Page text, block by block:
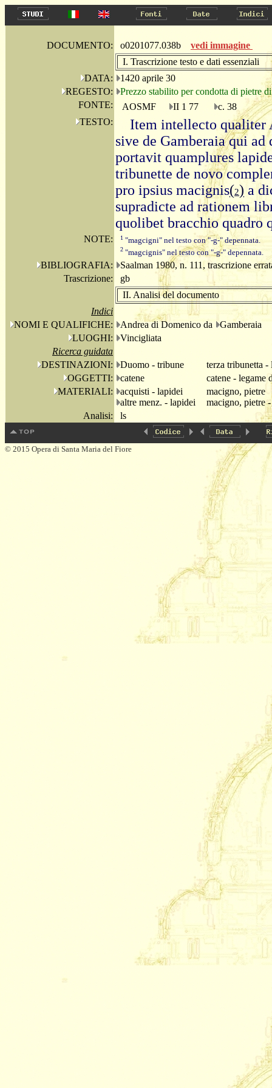
DOCUMENTO: o0201077.038b
vedi immagine
I. Trascrizione testo e dati essenziali
DATA:
1420 aprile 30
REGESTO:
Prezzo stabilito per condotta di pietre
FONTE:
AOSMF II 1 77
c. 38
TESTO:
Item intellecto qualiter
sive de Gamberaia qui
portavit quamplures
tribunette de novo
pro ipsius macignis(2) a
supradicte ad rationem
quolibet bracchio quadro
NOTE: 1 "magcigni" nel testo con "-g-" depennata.
2 "magcignis" nel testo con "-g-" depennata.
BIBLIOGRAFIA:
Saalman 1980, n. 111, trascrizione
Trascrizione:
gb
II. Analisi del documento
Indici
NOMI E QUALIFICHE:
Andrea di Domenico da
Gamberaia
LUOGHI:
Vincigliata
Ricerca guidata
DESTINAZIONI:
Duomo - tribune
terza tribunetta -
OGGETTI:
catene
catene - legame
MATERIALI:
acquisti - lapidei
macigno, pietre
altre menz. - lapidei
macigno, pietre
Analisi:
ls
© 2015 Opera di Santa Maria del Fiore